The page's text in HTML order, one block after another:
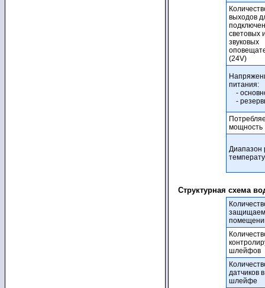
выходов
световых
звуковых
(24V)
питания:
-
-
мощность
Диапазон
Структурная схема
шлейфов
датчиков в
шлейфе